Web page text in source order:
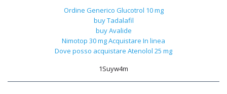
Ordine Generico Glucotrol 10 mg
buy Tadalafil
buy Avalide
Nimotop 30 mg Acquistare In linea
Dove posso acquistare Atenolol 25 mg
1Suyw4m